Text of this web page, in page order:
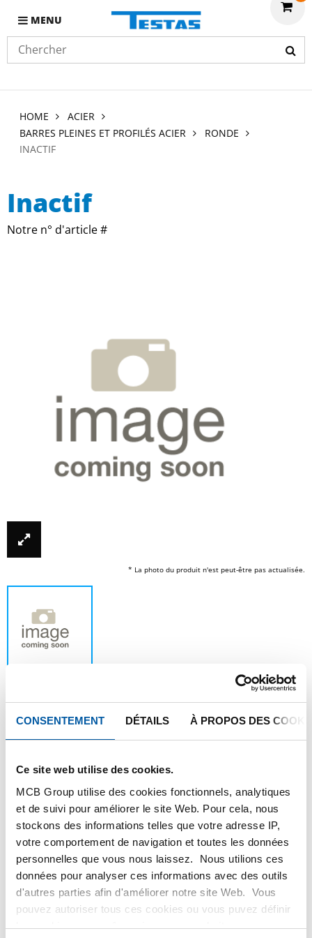
CONSENTEMENT DÉTAILS À PROPOS DES
Ce site web utilise des cookies.
MCB Group utilise des cookies fonctionnels, analytiques
et de suivi pour améliorer le site Web. Pour cela, nous
stockons des informations telles que votre adresse IP,
votre comportement de navigation et toutes les données
personnelles que vous nous laissez. Nous utilions ces
données pour analyser ces informations avec des outils
d'autres parties afin d'améliorer notre site Web. Vous
pouvez autoriser tous ces cookies ou vous puvez définir
les cookies vous-même si vous ne souhaitez pas que
MENU
HOME
ACIER
BARRES PLEINES ET PROFILÉS ACIER
RONDE
INACTIF
Inactif
Notre n° d'article #
* La photo du produit n'est peut-être pas actualisée.
Ce produit ne peut être commandé en ligne,
notre service client.
Commandez avec vos propres numéros d’articles
Calculez avec les prix actuels de Testas
Suivez votre commande avec Track&Trace